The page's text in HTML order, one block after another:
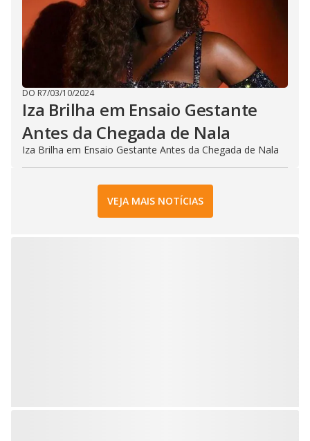
DO R7/03/10/2024
Iza Brilha em Ensaio Gestante
Antes da Chegada de Nala
Iza Brilha em Ensaio Gestante Antes da Chegada de Nala
VEJA MAIS NOTÍCIAS